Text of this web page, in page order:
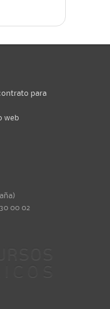
para
web
00 02